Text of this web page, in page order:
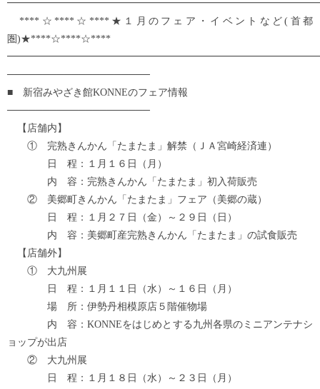
****☆****☆****★１月のフェア・イベントなど(首都
圏)★****☆****☆****
────────────────────
■ 新宿みやざき館KONNEのフェア情報
────────────────────
【店舗内】
① 完熟きんかん「たまたま」解禁（ＪＡ宮崎経済連）
日 程：１月１６日（月）
内 容：完熟きんかん「たまたま」初入荷販売
② 美郷町きんかん「たまたま」フェア（美郷の蔵）
日 程：１月２７日（金）～２９日（日）
内 容：美郷町産完熟きんかん「たまたま」の試食販売
【店舗外】
① 大九州展
日 程：１月１１日（水）～１６日（月）
場 所：伊勢丹相模原店５階催物場
内 容：KONNEをはじめとする九州各県のミニアンテナシ
ョップが出店
② 大九州展
日 程：１月１８日（水）～２３日（月）